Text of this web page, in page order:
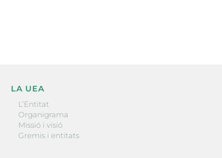
LA UEA
L’Entitat
Organigrama
Missió i visió
Gremis i entitats